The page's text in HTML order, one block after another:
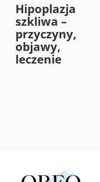
Hipoplazja
szkliwa –
przyczyny,
objawy,
leczenie